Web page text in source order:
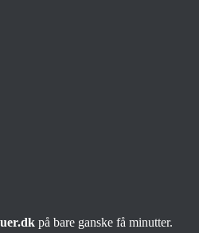
på bare ganske få minutter.